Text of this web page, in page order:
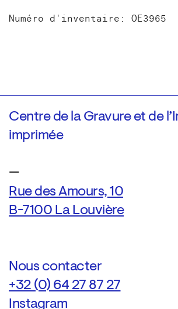
Numéro d'inventaire: OE3965
Centre de la Gravure et de
imprimée
—
Rue des Amours, 10
B-7100 La Louvière
Nous contacter
+32 (0) 64 27 87 27
Instagram